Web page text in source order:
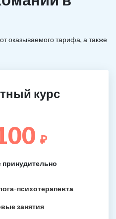
оказываемого тарифа, а также
курс
₽
принудительно
психотерапевта
занятия